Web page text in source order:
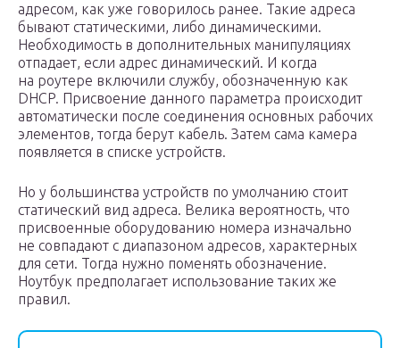
адресом, как уже говорилось ранее. Такие адреса
бывают статическими, либо динамическими.
Необходимость в дополнительных манипуляциях
отпадает, если адрес динамический. И когда
на роутере включили службу, обозначенную как
DHCP. Присвоение данного параметра происходит
автоматически после соединения основных рабочих
элементов, тогда берут кабель. Затем сама камера
появляется в списке устройств.
Но у большинства устройств по умолчанию стоит
статический вид адреса. Велика вероятность, что
присвоенные оборудованию номера изначально
не совпадают с диапазоном адресов, характерных
для сети. Тогда нужно поменять обозначение.
Ноутбук предполагает использование таких же
правил.